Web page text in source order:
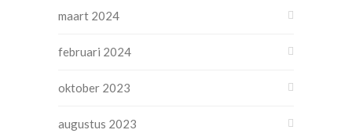
maart 2024
februari 2024
oktober 2023
augustus 2023